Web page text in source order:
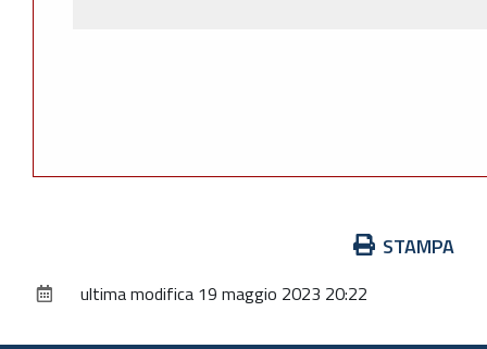
documento
STAMPA
ultima modifica 19 maggio 2023 20:22